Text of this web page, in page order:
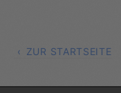
ZUR STARTSEITE